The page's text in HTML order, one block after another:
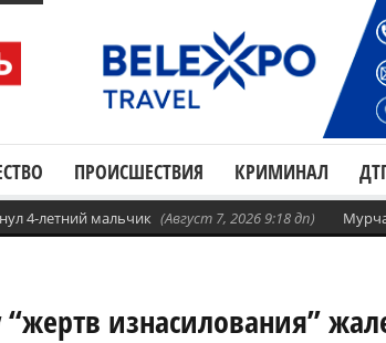
ПРОИСШЕСТВИЯ КРИМИНАЛ
4-летний мальчик (Август 7, 2026 9:18 дп)
изнасилования”